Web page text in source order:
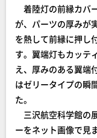
着陸灯の前縁カバ
が、パーツの厚みが
を熱して前縁に押し
す。翼端灯もカッテ
え、厚みのある翼端
はゼリータイプの瞬
た。
三沢航空科学館の
ーをネット画像で見